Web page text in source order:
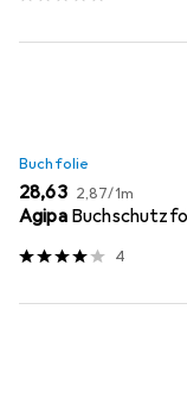
Buchfolie
EUR
28,63 EUR
2,87/1m
Agipa
4